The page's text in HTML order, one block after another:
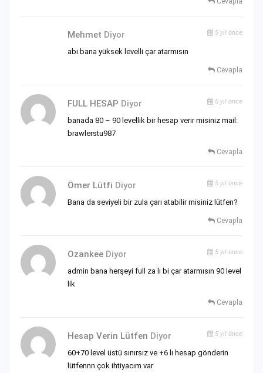
Mehmet Diyor 5 yıl önce
abi bana yüksek levelli çar atarmısın
Cevapla
FULL HESAP Diyor 5 yıl önce
banada 80 – 90 levellik bir hesap verir misiniz mail:
brawlerstu987
Cevapla
Ömer Lütfi Diyor 5 yıl önce
Bana da seviyeli bir zula çarı atabilir misiniz lütfen?
Cevapla
Ozankee Diyor 5 yıl önce
admin bana herşeyi full za lı bi çar atarmısın 90 level
lik
Cevapla
Hesap Verin Lütfen Diyor 5 yıl önce
60+70 level üstü sınırsız ve +6 lı hesap gönderin
lütfennn çok ihtiyacım var